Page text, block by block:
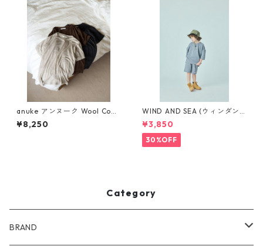
anuke アンヌーク Wool Com
pact T-shirts 62620612
¥8,250
WIND AND SEA (ウィンダン
シー)SMOOTHY x WDS 70%
Child S/S Tee (H_GRAY)
¥3,850
30%OFF
Category
BRAND